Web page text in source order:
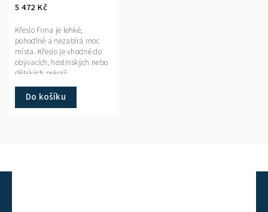
5 472 Kč
Do košíku
Křeslo Fima je lehké,
pohodlné a nezabírá moc
místa. Křeslo je vhodné do
obývacích, hostinských nebo
dětských pokojů.